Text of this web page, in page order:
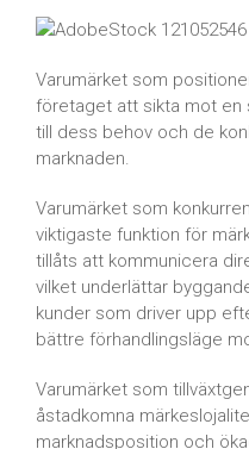
Varumärket som
företaget att sikta mot en
till dess behov och de
marknaden.
Varumärket som
viktigaste funktion för
tillåts att kommunicera
vilket underlättar
kunder som driver upp
bättre förhandlingsläge
Varumärket som
åstadkomna
marknadsposition och